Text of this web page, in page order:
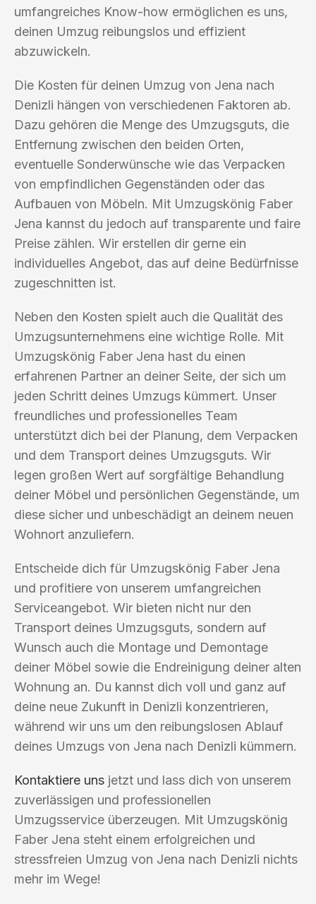
umfangreiches Know-how ermöglichen es uns,
deinen Umzug reibungslos und effizient
abzuwickeln.
Die Kosten für deinen Umzug von Jena nach
Denizli hängen von verschiedenen Faktoren ab.
Dazu gehören die Menge des Umzugsguts, die
Entfernung zwischen den beiden Orten,
eventuelle Sonderwünsche wie das Verpacken
von empfindlichen Gegenständen oder das
Aufbauen von Möbeln. Mit Umzugskönig Faber
Jena kannst du jedoch auf transparente und faire
Preise zählen. Wir erstellen dir gerne ein
individuelles Angebot, das auf deine Bedürfnisse
zugeschnitten ist.
Neben den Kosten spielt auch die Qualität des
Umzugsunternehmens eine wichtige Rolle. Mit
Umzugskönig Faber Jena hast du einen
erfahrenen Partner an deiner Seite, der sich um
jeden Schritt deines Umzugs kümmert. Unser
freundliches und professionelles Team
unterstützt dich bei der Planung, dem Verpacken
und dem Transport deines Umzugsguts. Wir
legen großen Wert auf sorgfältige Behandlung
deiner Möbel und persönlichen Gegenstände, um
diese sicher und unbeschädigt an deinem neuen
Wohnort anzuliefern.
Entscheide dich für Umzugskönig Faber Jena
und profitiere von unserem umfangreichen
Serviceangebot. Wir bieten nicht nur den
Transport deines Umzugsguts, sondern auf
Wunsch auch die Montage und Demontage
deiner Möbel sowie die Endreinigung deiner alten
Wohnung an. Du kannst dich voll und ganz auf
deine neue Zukunft in Denizli konzentrieren,
während wir uns um den reibungslosen Ablauf
deines Umzugs von Jena nach Denizli kümmern.
Kontaktiere uns jetzt und lass dich von unserem
zuverlässigen und professionellen
Umzugsservice überzeugen. Mit Umzugskönig
Faber Jena steht einem erfolgreichen und
stressfreien Umzug von Jena nach Denizli nichts
mehr im Wege!